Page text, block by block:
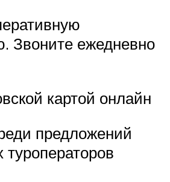
Звоните ежедневно
картой онлайн
предложений